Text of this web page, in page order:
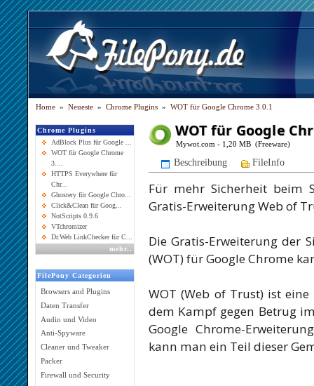
Home » Neueste » Chrome Plugins » WOT für Google Chrome 3.0.1
Chrome Plugins
AdBlock Plus für Google ...
WOT für Google Chrome
3....
HTTPS Everywhere für
Chr...
Ghostery für Google Chro...
Click&Clean für Goog...
NotScripts 0.9.6
VTchromizer
Dr.Web LinkChecker für C...
mehr..
FilePony Categorien
Browsers and Plugins
Daten Transfer
Audio und Video
Anti-Spyware
Cleaner und Tweaker
Packer
Firewall und Security
WOT für Google
Mywot.com - 1,20 MB (Freeware)
Beschreibung FileInfo
Für mehr Sicherheit beim
Gratis-Erweiterung Web of
Die Gratis-Erweiterung der
(WOT) für Google Chrome
WOT (Web of Trust) ist
dem Kampf gegen Betrug
Google Chrome-
kann man ein Teil dieser